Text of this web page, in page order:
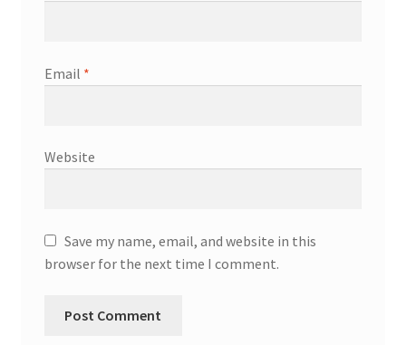
Email *
Website
Save my name, email, and website in this
browser for the next time I comment.